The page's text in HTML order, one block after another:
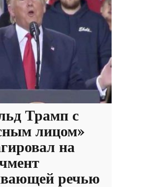
Трамп с
лицом»
на
речью